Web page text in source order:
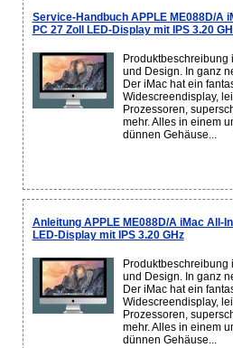
Service-Handbuch APPLE ME088D/A
PC 27 Zoll LED-Display mit IPS 3.20
Produktbeschreibung
und Design. In ganz
Der iMac hat ein
Widescreendisplay,
Prozessoren,
mehr. Alles in einem
dünnen Gehäuse...
Anleitung APPLE ME088D/A iMac All-
LED-Display mit IPS 3.20 GHz
Produktbeschreibung
und Design. In ganz
Der iMac hat ein
Widescreendisplay,
Prozessoren,
mehr. Alles in einem
dünnen Gehäuse...